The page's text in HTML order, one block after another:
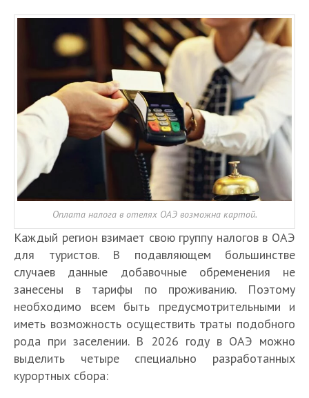
Оплата налога в отелях ОАЭ возможна картой.
Каждый регион взимает свою группу налогов в ОАЭ
для туристов. В подавляющем большинстве
случаев данные добавочные обременения не
занесены в тарифы по проживанию. Поэтому
необходимо всем быть предусмотрительными и
иметь возможность осуществить траты подобного
рода при заселении. В 2026 году в ОАЭ можно
выделить четыре специально разработанных
курортных сбора: